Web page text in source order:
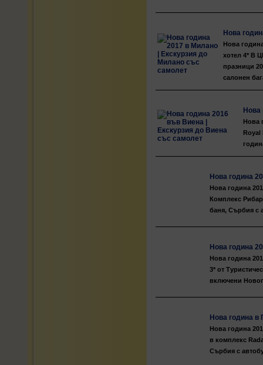
Нова
Нова
хотел 4* В
празници
салонен
Нова
Нова
Royal
Нова година
Нова година
Комплекс
баня, Сърбия с
Нова година
Нова година
3* от
включени
Нова година в
Нова година
в комплекс
Сърбия с